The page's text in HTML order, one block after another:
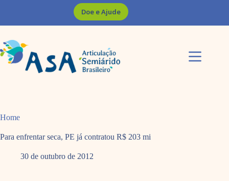
Doe e Ajude
Home
Para enfrentar seca, PE já contratou R$ 203 mi
30 de outubro de 2012